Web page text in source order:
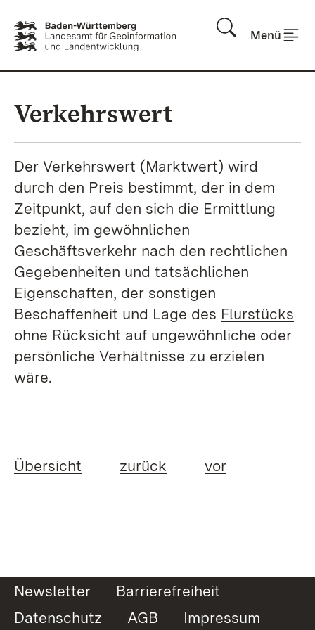
Menü
Verkehrswert
Der Verkehrswert (Marktwert) wird
durch den Preis bestimmt, der in dem
Zeitpunkt, auf den sich die Ermittlung
bezieht, im gewöhnlichen
Geschäftsverkehr nach den rechtlichen
Gegebenheiten und tatsächlichen
Eigenschaften, der sonstigen
Beschaffenheit und Lage des Flurstücks
ohne Rücksicht auf ungewöhnliche oder
persönliche Verhältnisse zu erzielen
wäre.
Übersicht zurück vor
Newsletter
Barrierefreiheit
Datenschutz
AGB Impressum